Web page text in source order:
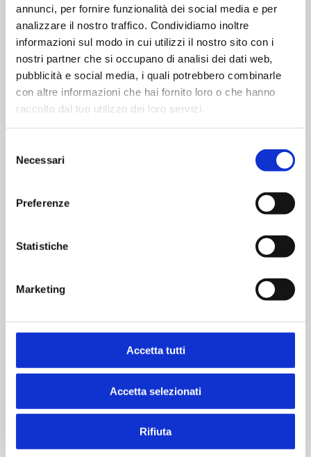
annunci, per fornire funzionalità dei social media e per
analizzare il nostro traffico. Condividiamo inoltre
informazioni sul modo in cui utilizzi il nostro sito con i
nostri partner che si occupano di analisi dei dati web,
pubblicità e social media, i quali potrebbero combinarle
con altre informazioni che hai fornito loro o che hanno
raccolto dal tuo utilizzo dei loro servizi.
delNecessari
Preferenze
Statistiche
Marketing
Accetta tutti
Accetta selezionati
Rifiuta
diluenti, solventi e affini
Sgrassanti
Acquaragie
Materie prime